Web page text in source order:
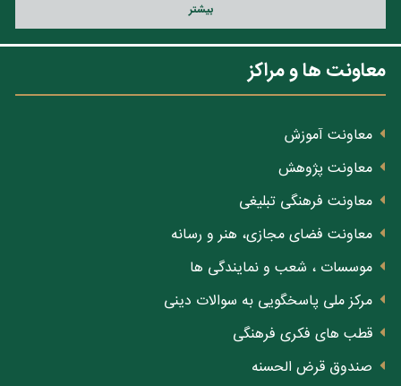
بيشتر
معاونت ها و مراکز
معاونت آموزش
معاونت پژوهش
معاونت فرهنگی تبلیغی
معاونت فضای مجازی، هنر و رسانه
موسسات ، شعب و نمایندگی ها
مرکز ملی پاسخگویی به سوالات دینی
قطب های فکری فرهنگی
صندوق قرض الحسنه